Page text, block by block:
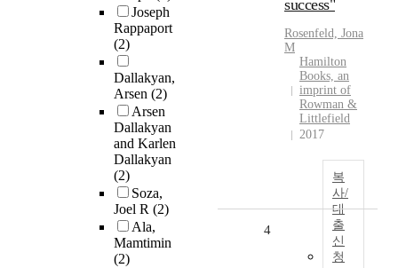
Joseph
Rappaport
(2)
Dallakyan,
Arsen (2)
Arsen
Dallakyan
and Karlen
Dallakyan
(2)
Soza,
Joel R (2)
Ala,
Mamtimin
(2)
success"
Rosenfeld, Jona
M
Hamilton
Books, an
imprint of
Rowman &
Littlefield
2017
복
사/
대
출
신
청
4